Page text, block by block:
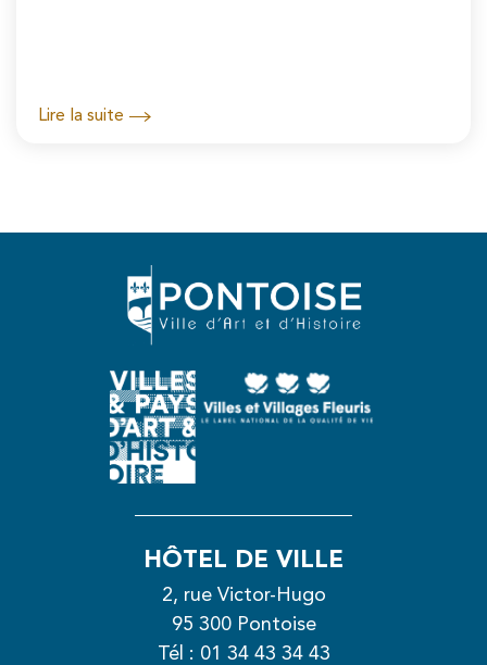
Lire la suite
HÔTEL DE VILLE
2, rue Victor-Hugo
95 300 Pontoise
Tél : 01 34 43 34 43